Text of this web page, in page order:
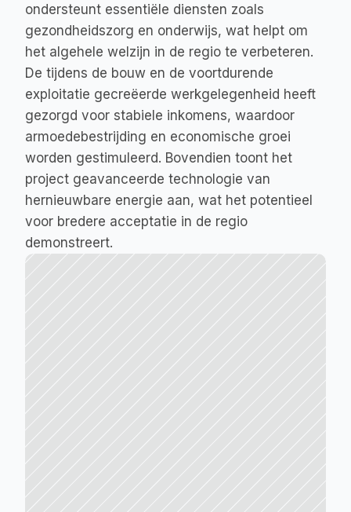
ondersteunt essentiële diensten zoals
gezondheidszorg en onderwijs, wat helpt om
het algehele welzijn in de regio te verbeteren.
De tijdens de bouw en de voortdurende
exploitatie gecreëerde werkgelegenheid heeft
gezorgd voor stabiele inkomens, waardoor
armoedebestrijding en economische groei
worden gestimuleerd. Bovendien toont het
project geavanceerde technologie van
hernieuwbare energie aan, wat het potentieel
voor bredere acceptatie in de regio
demonstreert.